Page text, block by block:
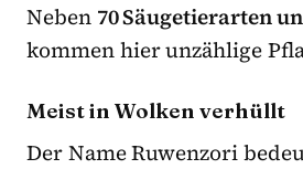
Neben 70 Säugetierarten
kommen hier unzählige
Meist in Wolken verhüllt
Der Name Ruwenzori